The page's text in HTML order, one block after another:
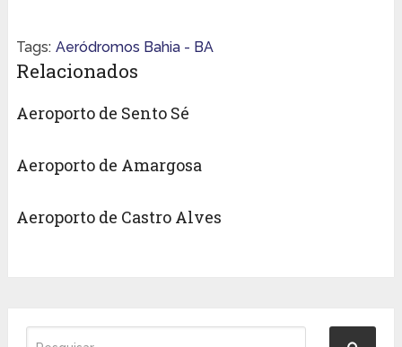
Tags: Aeródromos Bahia - BA
Relacionados
Aeroporto de Sento Sé
Aeroporto de Amargosa
Aeroporto de Castro Alves